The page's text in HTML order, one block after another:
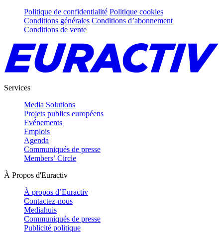
Politique de confidentialité Politique cookies
Conditions générales Conditions d’abonnement
Conditions de vente
Services
Media Solutions
Projets publics européens
Evénements
Emplois
Agenda
Communiqués de presse
Members’ Circle
À Propos d'Euractiv
À propos d’Euractiv
Contactez-nous
Mediahuis
Communiqués de presse
Publicité politique